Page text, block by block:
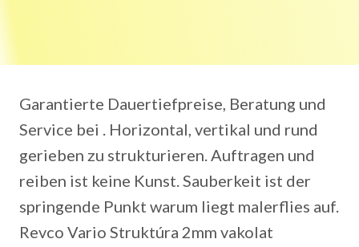
Garantierte Dauertiefpreise, Beratung und
Service bei . Horizontal, vertikal und rund
gerieben zu strukturieren. Auftragen und
reiben ist keine Kunst. Sauberkeit ist der
springende Punkt warum liegt malerflies auf.
Revco Vario Struktúra 2mm vakolat